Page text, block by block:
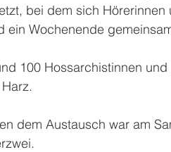
bei dem sich
ein Wochenende
100 Hossarchistinnen
dem Austausch war am